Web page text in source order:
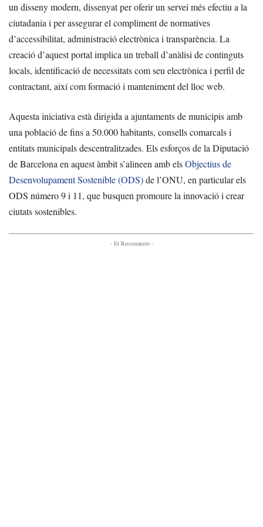
un disseny modern, dissenyat per oferir un servei més efectiu a la
ciutadania i per assegurar el compliment de normatives
d’accessibilitat, administració electrònica i transparència. La
creació d’aquest portal implica un treball d’anàlisi de continguts
locals, identificació de necessitats com seu electrònica i perfil de
contractant, així com formació i manteniment del lloc web.
Aquesta iniciativa està dirigida a ajuntaments de municipis amb
una població de fins a 50.000 habitants, consells comarcals i
entitats municipals descentralitzades. Els esforços de la Diputació
de Barcelona en aquest àmbit s’alineen amb elsObjectius de
Desenvolupament Sostenible (ODS)de l’ONU, en particular els
ODS número 9 i 11, que busquen promoure la innovació i crear
ciutats sostenibles.
- Et Recomanem -